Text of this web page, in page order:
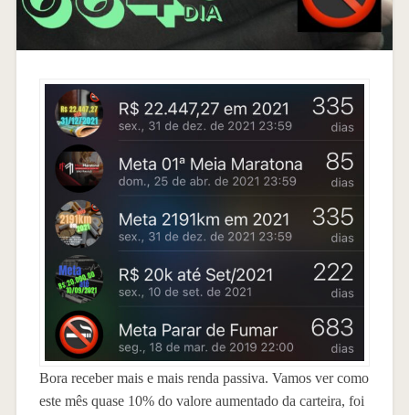
Bora receber mais e mais renda passiva. Vamos ver como
este mês quase 10% do valore aumentado da carteira, foi